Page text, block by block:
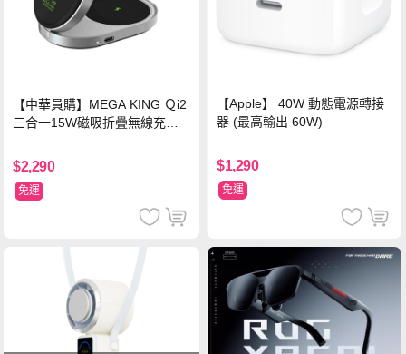
【中華員購】MEGA KING Ｑi2
三合一15W磁吸折疊無線充電
$2,290
免運
【Apple】 40W 動態電源轉接
器 (最高輸出 60W)
$1,290
免運